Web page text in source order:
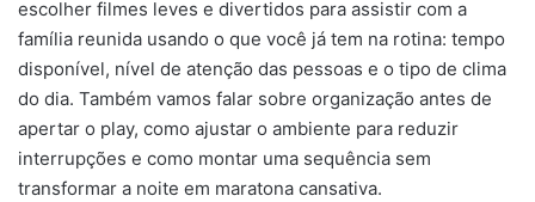
escolher filmes leves e divertidos para assistir com a
família reunida usando o que você já tem na rotina: tempo
disponível, nível de atenção das pessoas e o tipo de clima
do dia. Também vamos falar sobre organização antes de
apertar o play, como ajustar o ambiente para reduzir
interrupções e como montar uma sequência sem
transformar a noite em maratona cansativa.